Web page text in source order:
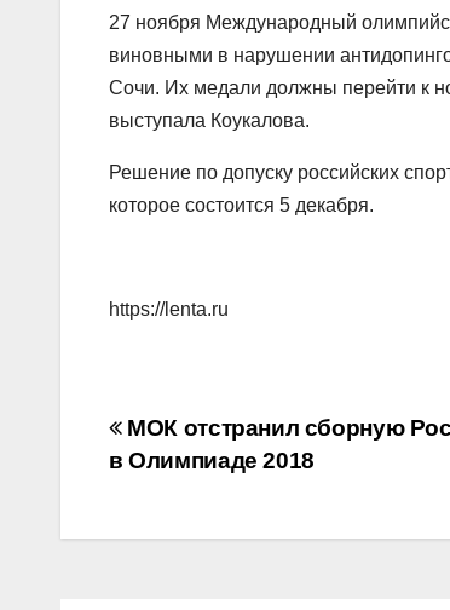
27 ноября Международный
виновными в нарушении
Сочи. Их медали должны перейти к
выступала Коукалова.
Решение по допуску российских
которое состоится 5 декабря.
https://lenta.ru
Навигация
по
МОК отстранил сборную
в Олимпиаде 2018